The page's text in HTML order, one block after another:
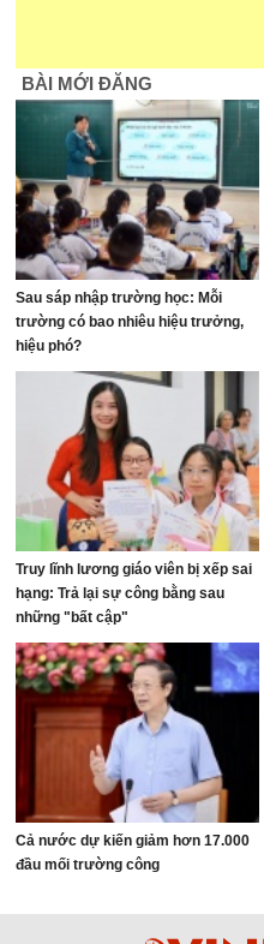
BÀI MỚI ĐĂNG
Sau sáp nhập trường học: Mỗi
trường có bao nhiêu hiệu trưởng,
hiệu phó?
Truy lĩnh lương giáo viên bị xếp sai
hạng: Trả lại sự công bằng sau
những "bất cập"
Cả nước dự kiến giảm hơn 17.000
đầu mối trường công